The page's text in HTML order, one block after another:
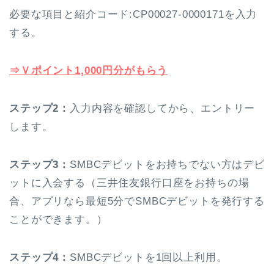
必要な項目と紹介コード:CP00027-0000171を入力
する。
⇒Ｖポイント1,000円分がもらう
ステップ2： 入力内容を確認してから、エントリー
します。
ステップ3： SMBCデビットをお持ちでない方はデビ
ットに入会する（三井住友銀行口座をお持ちの場
合、アプリなら最短5分でSMBCデビットを発行する
ことができます。）
ステップ4： SMBCデビットを1回以上利用。